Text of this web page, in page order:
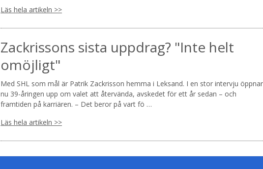
Läs hela artikeln >>
Zackrissons sista uppdrag? "Inte helt
omöjligt"
Med SHL som mål är Patrik Zackrisson hemma i Leksand. I en stor intervju öppnar
nu 39-åringen upp om valet att återvända, avskedet för ett år sedan – och
framtiden på karriären. – Det beror på vart fö …
Läs hela artikeln >>